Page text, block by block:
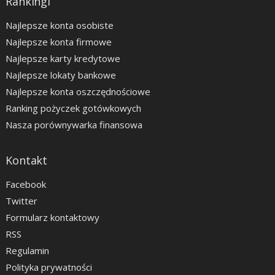
Najlepsze konta osobiste
Najlepsze konta firmowe
Najlepsze karty kredytowe
Najlepsze lokaty bankowe
Najlepsze konta oszczędnościowe
Ranking pożyczek gotówkowych
Nasza porównywarka finansowa
Kontakt
Facebook
Twitter
Formularz kontaktowy
RSS
Regulamin
Polityka prywatności